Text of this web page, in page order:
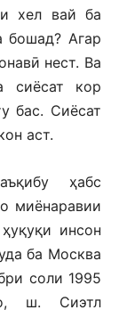
хел вай ба
бошад? Агар
нест. Ва
сиёсат кор
бас. Сиёсат
аст.
ҳабс
миёнаравии
инсон
ба Москва
соли 1995
ш. Сиэтл